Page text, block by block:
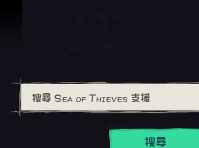
搜尋